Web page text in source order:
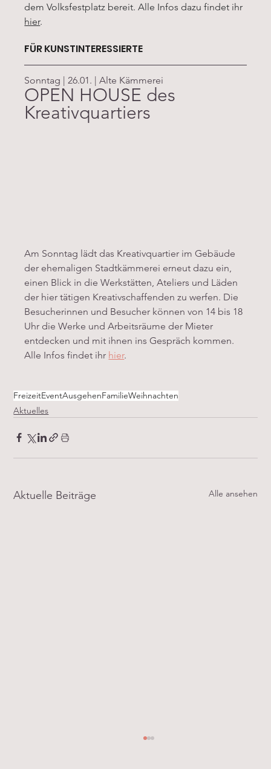
dem Volksfestplatz bereit. Alle Infos dazu findet ihr
hier.
FÜR KUNSTINTERESSIERTE
Sonntag | 26.01. | Alte Kämmerei
OPEN HOUSE des
Kreativquartiers
Am Sonntag lädt das Kreativquartier im Gebäude
der ehemaligen Stadtkämmerei erneut dazu ein,
einen Blick in die Werkstätten, Ateliers und Läden
der hier tätigen Kreativschaffenden zu werfen. Die
Besucherinnen und Besucher können von 14 bis 18
Uhr die Werke und Arbeitsräume der Mieter
entdecken und mit ihnen ins Gespräch kommen.
Alle Infos findet ihr hier.
FreizeitEventAusgehenFamilieWeihnachten
Aktuelles
Aktuelle Beiträge Alle ansehen